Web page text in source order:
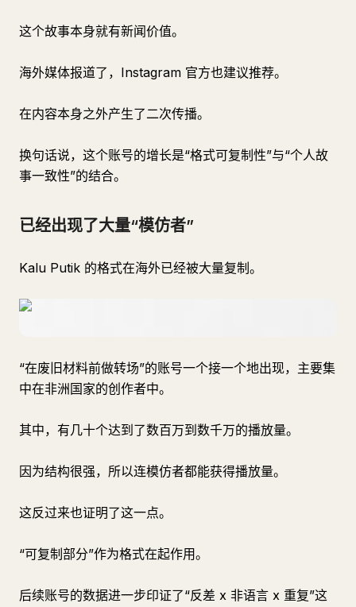
这个故事本身就有新闻价值。
海外媒体报道了，Instagram 官方也建议推荐。
在内容本身之外产生了二次传播。
换句话说，这个账号的增长是“格式可复制性”与“个人故
事一致性”的结合。
已经出现了大量“模仿者”
Kalu Putik 的格式在海外已经被大量复制。
“在废旧材料前做转场”的账号一个接一个地出现，主要集
中在非洲国家的创作者中。
其中，有几十个达到了数百万到数千万的播放量。
因为结构很强，所以连模仿者都能获得播放量。
这反过来也证明了这一点。
“可复制部分”作为格式在起作用。
后续账号的数据进一步印证了“反差 x 非语言 x 重复”这